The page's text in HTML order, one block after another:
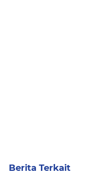
Berita Terkait